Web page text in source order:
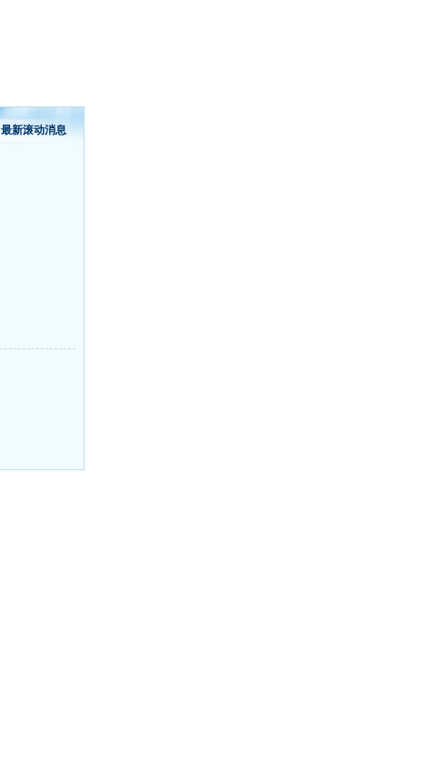
最新滚动消息